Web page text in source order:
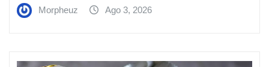
Morpheuz Ago 3, 2026